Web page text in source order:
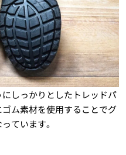
しっかりとしたトレッドパ
ム素材を使用することでグ
ています。